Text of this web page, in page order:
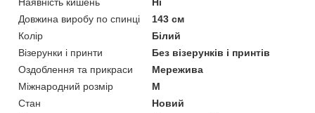
Довжина виробу по спинці
143 см
Колір
Білий
Візерунки і принти
Без візерунків і принтів
Оздоблення та прикраси
Мережива
Міжнародний розмір
M
Стан
Новий